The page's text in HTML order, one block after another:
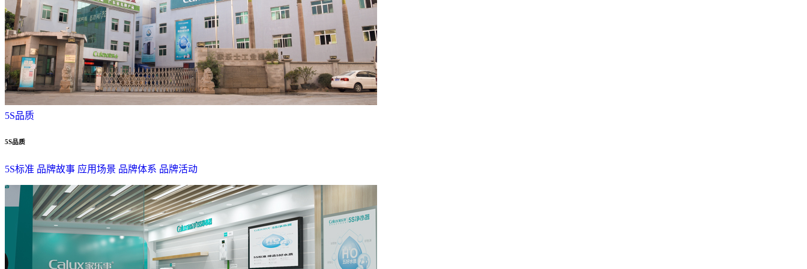
5S品质
5S品质
5S标准 品牌故事 应用场景 品牌体系 品牌活动